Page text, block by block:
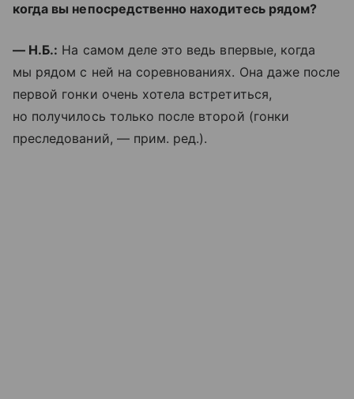
когда вы непосредственно находитесь рядом?
— Н.Б.: На самом деле это ведь впервые, когда
мы рядом с ней на соревнованиях. Она даже после
первой гонки очень хотела встретиться,
но получилось только после второй (гонки
преследований, — прим. ред.).